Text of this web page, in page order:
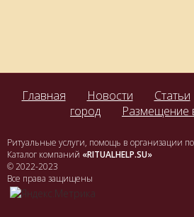
Главная Новости Статьи
город
Размещение
Ритуальные услуги, помощь в организации
Каталог компаний «RITUALHELP.SU»
© 2022-2023
Все права защищены